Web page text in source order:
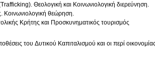
Θεολογική και Κοινωνιολογική διερεύνηση.
Κοινωνιολογική θεώρηση.
Κρήτης και Προσκυνηματικός τουρισμός
του Δυτικού Καπιταλισμού και οι περί